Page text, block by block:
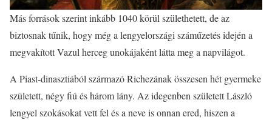
Más források szerint inkább 1040 körül születhetett, de az
biztosnak tűnik, hogy még a lengyelországi száműzetés idején a
megvakított Vazul herceg unokájaként látta meg a napvilágot.
A Piast-dinasztiából származó Richezának összesen hét gyermeke
született, négy fiú és három lány. Az idegenben született László
lengyel szokásokat vett fel és a neve is onnan ered, hiszen a